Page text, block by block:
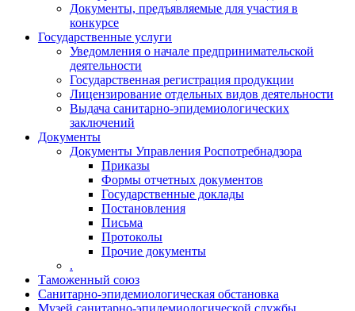
Документы, предъявляемые для участия в
конкурсе
Государственные услуги
Уведомления о начале предпринимательской
деятельности
Государственная регистрация продукции
Лицензирование отдельных видов деятельности
Выдача санитарно-эпидемиологических
заключений
Документы
Документы Управления Роспотребнадзора
Приказы
Формы отчетных документов
Государственные доклады
Постановления
Письма
Протоколы
Прочие документы
.
Таможенный союз
Санитарно-эпидемиологическая обстановка